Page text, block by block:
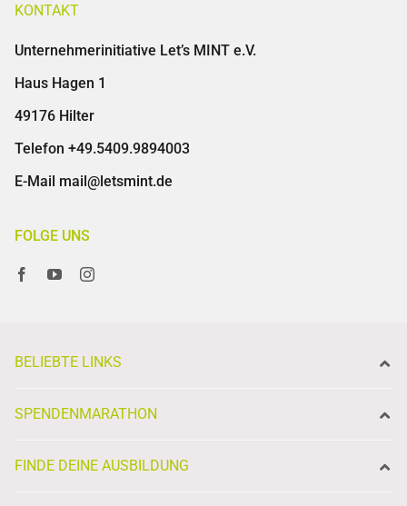
KONTAKT
Unternehmerinitiative Let’s MINT e.V.
Haus Hagen 1
49176 Hilter
Telefon +49.5409.9894003
E-Mail mail@letsmint.de
FOLGE UNS
BELIEBTE LINKS
SPENDENMARATHON
FINDE DEINE AUSBILDUNG